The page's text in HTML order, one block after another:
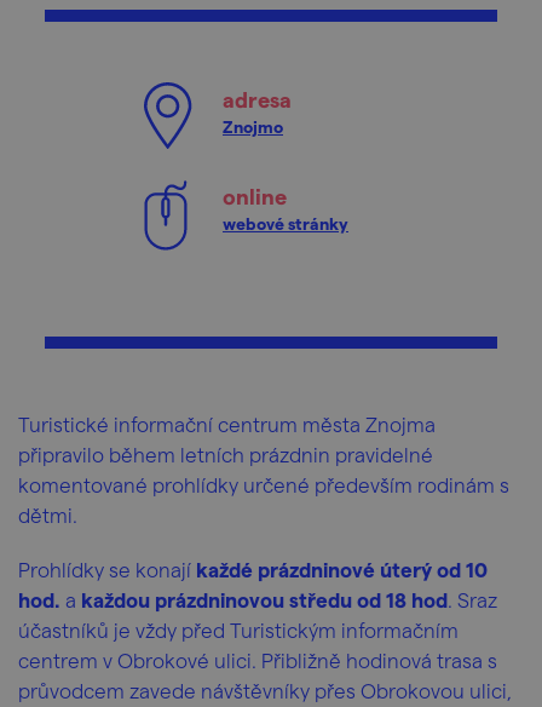
adresa
Znojmo
online
webové stránky
Turistické informační centrum města Znojma
připravilo během letních prázdnin pravidelné
komentované prohlídky určené především rodinám s
dětmi.
Prohlídky se konají každé prázdninové úterý od 10
hod. a každou prázdninovou středu od 18 hod. Sraz
účastníků je vždy před Turistickým informačním
centrem v Obrokové ulici. Přibližně hodinová trasa s
průvodcem zavede návštěvníky přes Obrokovou ulici,